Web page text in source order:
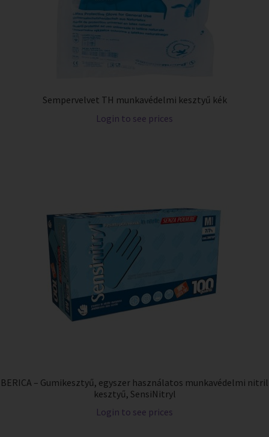
Sempervelvet TH munkavédelmi kesztyű kék
Login to see prices
BERICA – Gumikesztyű, egyszer használatos munkavédelmi nitril
kesztyű, SensiNitryl
Login to see prices